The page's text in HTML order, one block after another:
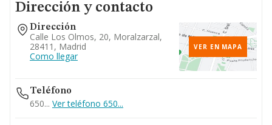
Dirección y contacto
Dirección
Calle Los Olmos, 20, Moralzarzal,
28411, Madrid
Como llegar
VER EN MAPA
Teléfono
650... Ver teléfono 650...